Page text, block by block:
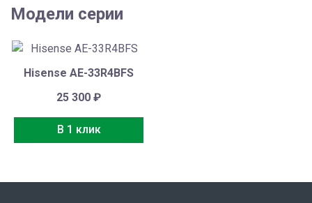
Модели серии
Hisense AE-33R4BFS
25 300₽
В 1 клик